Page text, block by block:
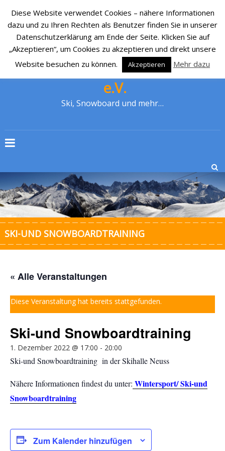
SKI-CLUB CRONENBERG 1929
e.V.
Ski, Snowboard und mehr…
SKI-UND SNOWBOARDTRAINING
« Alle Veranstaltungen
Diese Veranstaltung hat bereits stattgefunden.
Ski-und Snowboardtraining
1. Dezember 2022 @ 17:00 - 20:00
Ski-und Snowboardtraining in der Skihalle Neuss
Nähere Informationen findest du unter: Wintersport/ Ski-und
Snowboardtraining
Zum Kalender hinzufügen
Diese Website verwendet Cookies – nähere Informationen
dazu und zu Ihren Rechten als Benutzer finden Sie in unserer
Datenschutzerklärung am Ende der Seite. Klicken Sie auf
„Akzeptieren“, um Cookies zu akzeptieren und direkt unsere
Website besuchen zu können.
Akzeptieren Mehr dazu